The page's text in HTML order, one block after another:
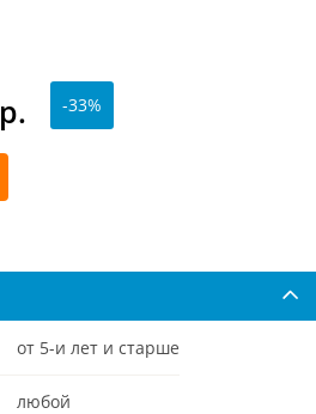
р. -33%
от 5-и лет и старше
любой